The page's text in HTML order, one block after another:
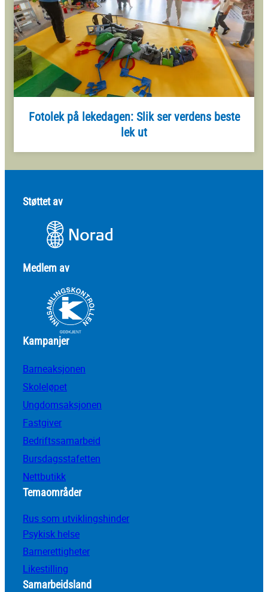
Fotolek på lekedagen: Slik ser verdens beste
lek ut
Støttet av
Medlem av
Kampanjer
Barneaksjonen
Skoleløpet
Ungdomsaksjonen
Fastgiver
Bedriftssamarbeid
Bursdagsstafetten
Nettbutikk
Temaområder
Rus som utviklingshinder
Psykisk helse
Barnerettigheter
Likestilling
Samarbeidsland